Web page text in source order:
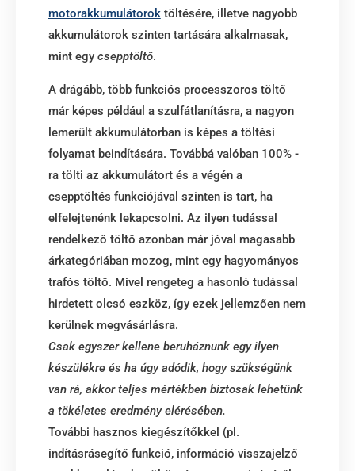
motorakkumulátoroktöltésére, illetve nagyobb
akkumulátorok szinten tartására alkalmasak,
mint egy csepptöltő.
A drágább, több funkciós processzoros töltő
már képes például a szulfátlanításra, a nagyon
lemerült akkumulátorban is képes a töltési
folyamat beindítására. Továbbá valóban 100% -
ra tölti az akkumulátort és a végén a
csepptöltés funkciójával szinten is tart, ha
elfelejtenénk lekapcsolni. Az ilyen tudással
rendelkező töltő azonban már jóval magasabb
árkategóriában mozog, mint egy hagyományos
trafós töltő. Mivel rengeteg a hasonló tudással
hirdetett olcsó eszköz, így ezek jellemzően nem
kerülnek megvásárlásra.
Csak egyszer kellene beruháznunk egy ilyen
készülékre és ha úgy adódik, hogy szükségünk
van rá, akkor teljes mértékben biztosak lehetünk
a tökéletes eredmény elérésében.
További hasznos kiegészítőkkel (pl.
indításrásegítő funkció, információ visszajelző